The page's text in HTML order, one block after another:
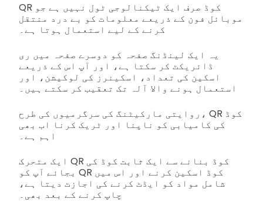
QR کوڈ صرف ایک ٹیکنالوجی ٹول نہیں ہے جو
موبائل فون کے ذریعے معلومات کو بے درد منتقل
کرنے کے لیے استعمال ہوتا ہے۔
یہ ایک لینڈنگ صفحہ کو دوسرے صفحہ میں ری
ڈائریکٹ کر سکتا ہے، اور آپ اس کے ذریعے
اسکین کی تعداد، اسکینرز کی لوکیشن، اور
استعمال ہونے والا آلہ تک تعقیب کر سکتے ہیں۔
روایتی مارکیٹنگ کی سرگرمیوں کی طرح، QR کوڈ
کی کامیابی کو ناپنا اور ٹریک کرنا اب بھی
اہم ہے۔
ایک متحرک QR کوڈ بنانے سے ایک ثابت کوڈ کی
بجائے آپ کو QR کوڈ اسکین کرنے اور اس میں
شامل مواد کو ایڈٹ کرنے کی اجازت دیتا ہے،
چاپ کرنے کے بعد بھی۔